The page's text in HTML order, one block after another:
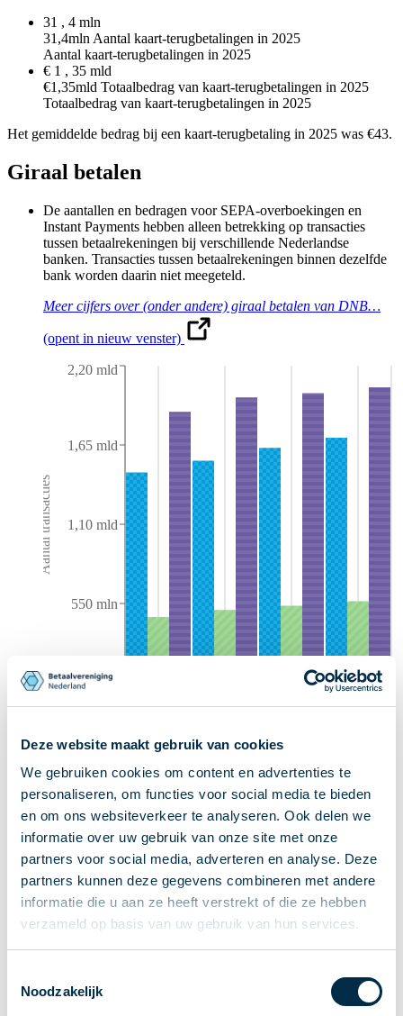
Deze website maakt gebruik van cookies
We gebruiken cookies om content en advertenties te
personaliseren, om functies voor social media te bieden
en om ons websiteverkeer te analyseren. Ook delen we
informatie over uw gebruik van onze site met onze
partners voor social media, adverteren en analyse. Deze
partners kunnen deze gegevens combineren met andere
informatie die u aan ze heeft verstrekt of die ze hebben
verzameld op basis van uw gebruik van hun services.
Noodzakelijk
31 , 4 mln
31,4mln Aantal kaart-terugbetalingen in 2025
Aantal kaart-terugbetalingen in 2025
€ 1 , 35 mld
€1,35mld Totaalbedrag van kaart-terugbetalingen in 2025
Totaalbedrag van kaart-terugbetalingen in 2025
Het gemiddelde bedrag bij een kaart-terugbetaling in 2025 was €43.
Giraal betalen
De aantallen en bedragen voor SEPA-overboekingen en
Instant Payments hebben alleen betrekking op transacties
tussen betaalrekeningen bij verschillende Nederlandse
banken. Transacties tussen betaalrekeningen binnen dezelfde
bank worden daarin niet meegeteld.
Meer cijfers over (onder andere) giraal betalen van DNB…
(opent in nieuw venster)
0
550 mln
1,10 mld
1,65 mld
2,20 mld
Aantal transacties
2025
2022 1,46 mld €2,42 bln
2024 1,63 mld €2,49 bln
2025 1,70 mld €2,44 bln
SCT Inst overboeking
2022
456 mln €557 mld
2023 504 mln €618 mld
2024 534 mln €669 mld
2025
565 mln €789 mld
SDD autom. incasso
2025